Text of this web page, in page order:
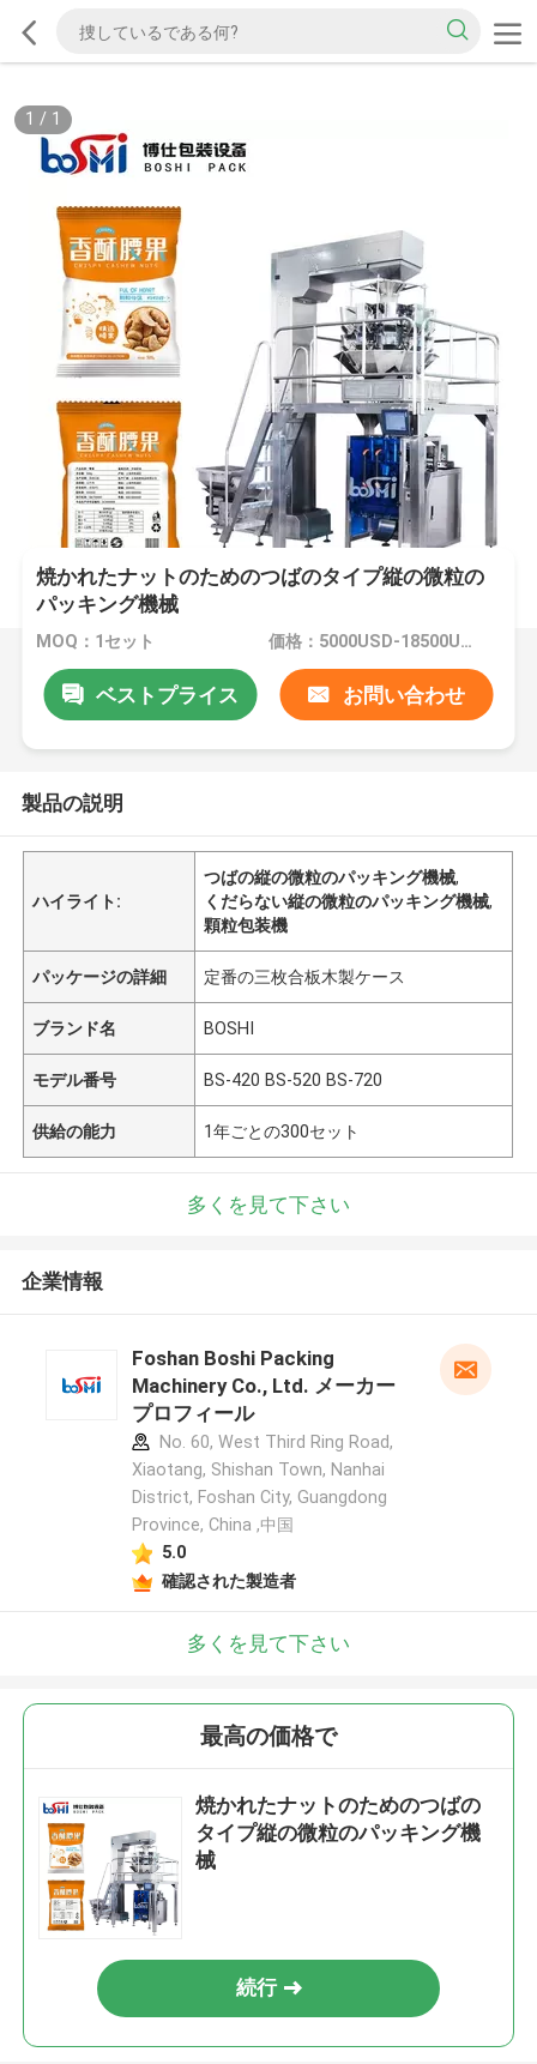
1 / 1
焼かれたナットのためのつばのタイプ縦の微粒の
パッキング機械
MOQ：1セット 価格：5000USD-18500USD per set
ベストプライス お問い合わせ
製品の説明
ハイライト:
つばの縦の微粒のパッキング機械,
くだらない縦の微粒のパッキング機械,
顆粒包装機
パッケージの詳細 定番の三枚合板木製ケース
ブランド名 BOSHI
モデル番号 BS-420 BS-520 BS-720
供給の能力 1年ごとの300セット
多くを見て下さい
企業情報
Foshan Boshi Packing
Machinery Co., Ltd. メーカー
プロフィール
No. 60, West Third Ring Road,
Xiaotang, Shishan Town, Nanhai
District, Foshan City, Guangdong
Province, China ,中国
5.0
確認された製造者
多くを見て下さい
最高の価格で
焼かれたナットのためのつばの
タイプ縦の微粒のパッキング機
械
続行